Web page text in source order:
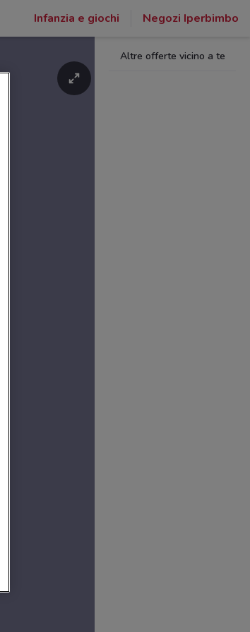
Infanzia e giochi Negozi Iperbimbo
Altre offerte vicino a te